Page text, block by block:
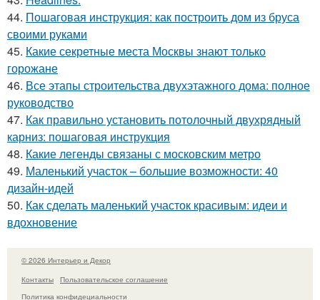
44. Пошаговая инструкция: как построить дом из бруса
своими руками
45. Какие секретные места Москвы знают только
горожане
46. Все этапы строительства двухэтажного дома: полное
руководство
47. Как правильно установить потолочный двухрядный
карниз: пошаговая инструкция
48. Какие легенды связаны с московским метро
49. Маленький участок – большие возможности: 40
дизайн-идей
50. Как сделать маленький участок красивым: идеи и
вдохновение
© 2026 Интерьер и Декор
Контакты
Пользовательское соглашение
Политика конфидециальности